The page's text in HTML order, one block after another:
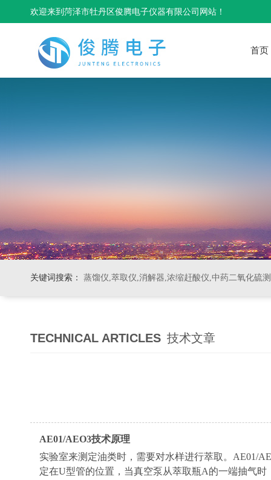
欢迎来到菏泽市牡丹区俊腾电子仪器有限公司网站！
首页
关键词搜索： 蒸馏仪,萃取仪,消解器,浓缩赶酸仪,中药二氧化硫
TECHNICAL ARTICLES 技术文章
AE01/AEO3技术原理
实验室来测定油类时，需要对水样进行萃取。AE01/
定在U型管的位置，当真空泵从萃取瓶A的一端抽气